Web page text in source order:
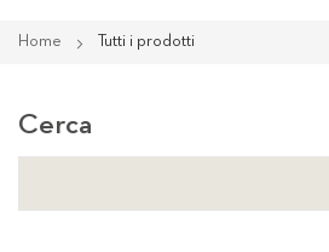
Home Tutti i prodotti
Cerca